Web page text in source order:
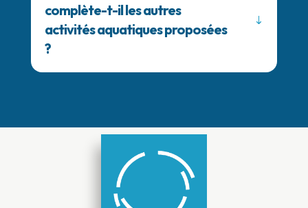
complète-t-il les autres
activités aquatiques proposées
?